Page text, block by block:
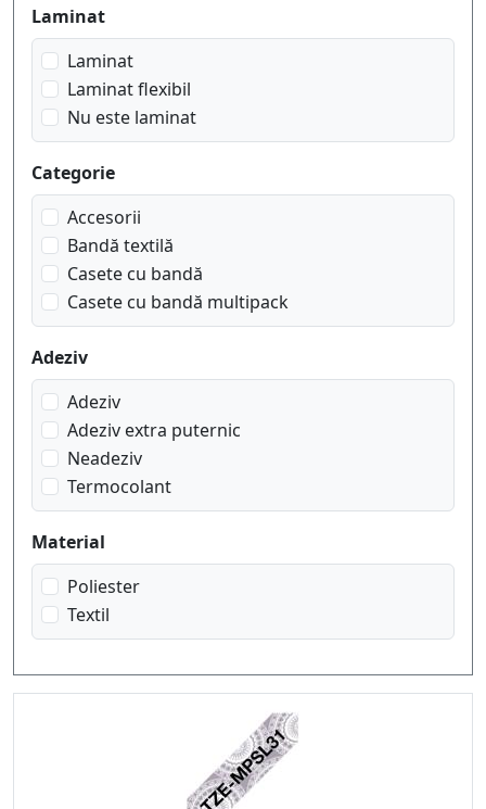
negru pe transparent
negru pe transparent matt
roșu pe alb
roșu pe transparent
Laminat
Laminat
Laminat flexibil
Nu este laminat
Categorie
Accesorii
Bandă textilă
Casete cu bandă
Casete cu bandă multipack
Adeziv
Adeziv
Adeziv extra puternic
Neadeziv
Termocolant
Material
Poliester
Textil